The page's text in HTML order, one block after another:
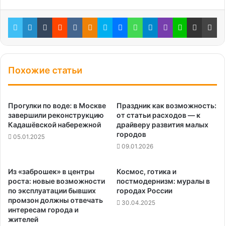
TwitterLinkedInTumblrRedditВконтакте
Одноклассники
SkypeMessenger
WhatsApp
Telegram
ViberLine Поделиться через электронную почту
Похожие статьи
Прогулки по воде: в Москве
завершили реконструкцию
Кадашёвской набережной
05.01.2025
Праздник как возможность:
от статьи расходов — к
драйверу развития малых
городов
09.01.2026
Из «заброшек» в центры
роста: новые возможности
по эксплуатации бывших
промзон должны отвечать
интересам города и
жителей
Космос, готика и
постмодернизм: муралы в
городах России
30.04.2025